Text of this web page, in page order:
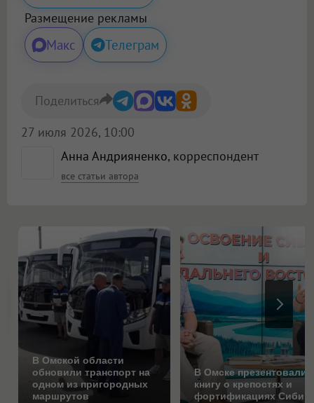
Размещение рекламы
Макс Телеграм
Анна Андрияненко, корреспондент
все статьи автора
27 июля 2026, 10:00
Поделиться
В Омской области
обновили транспорт на
одном из пригородных
маршрутов
В Омске презентовали
книгу о крепостях и
фортификациях